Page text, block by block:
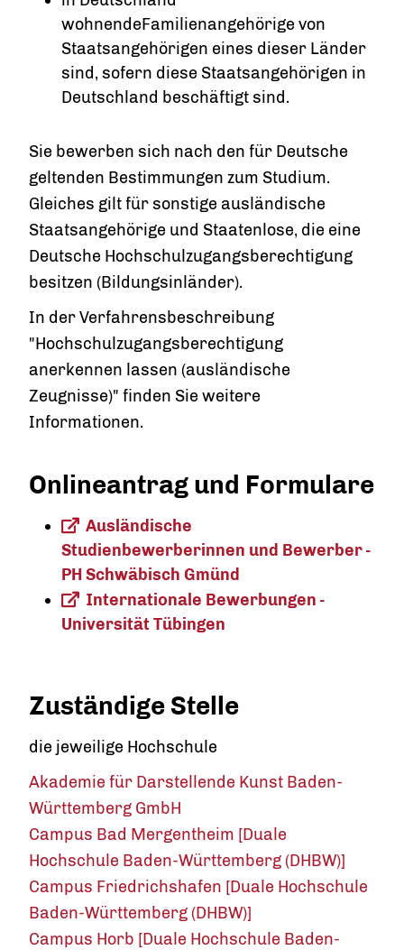
wohnendeFamilienangehörige von
Staatsangehörigen eines dieser Länder
sind, sofern diese Staatsangehörigen in
Deutschland beschäftigt sind.
Sie bewerben sich nach den für Deutsche
geltenden Bestimmungen zum Studium.
Gleiches gilt für sonstige ausländische
Staatsangehörige und Staatenlose, die eine
Deutsche Hochschulzugangsberechtigung
besitzen (Bildungsinländer).
In der Verfahrensbeschreibung
"Hochschulzugangsberechtigung
anerkennen lassen (ausländische
Zeugnisse)" finden Sie weitere
Informationen.
Onlineantrag und Formulare
Ausländische
Studienbewerberinnen und Bewerber -
PH Schwäbisch Gmünd
Internationale Bewerbungen -
Universität Tübingen
Zuständige Stelle
die jeweilige Hochschule
Akademie für Darstellende Kunst Baden-
Württemberg GmbH
Campus Bad Mergentheim [Duale
Hochschule Baden-Württemberg (DHBW)]
Campus Friedrichshafen [Duale Hochschule
Baden-Württemberg (DHBW)]
Campus Horb [Duale Hochschule Baden-